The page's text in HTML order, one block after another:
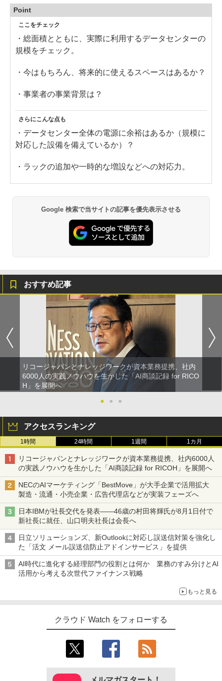
Point
ここをチェック
・総面積とともに、実際に利用するデータセンターの
規模をチェック。
・今はもちろん、将来的に使えるスペースはあるか？
・事業者の事業背景は？
さらにこんな点も
・データセンター全体の電源に余裕はあるか（規模に
対応した設備を備えているか）？
・ラックの追加や一時的な増設などへの対応力。
Google 検索で当サイトの記事を優先表示させる
おすすめ記事
リコージャパンとナレッジワークが資本業務提携、社内
6000人の実践ノウハウを生かした「AI商談記録 for RICO
H」を展開へ
●
● ●
アクセスランキング
1時間 24時間 1週間 1カ月
リコージャパンとナレッジワークが資本業務提携、社内6000人
の実践ノウハウを生かした「AI商談記録 for RICOH」を展開へ
NECのAIマーケティング「BestMove」が大手企業で活用拡大
製造・流通・小売企業・広告代理店などが実装フェーズへ
日本IBMが社長交代を発表――46歳の村田将輝氏が8月1日付で
新社長に就任、山口明夫社長は会長へ
日立ソリューションズ、新Outlookに対応し誤送信対策を強化し
た「活文 メール誤送信防止アドインサービス」を提供
AI時代に進化する経理部門の役割とは何か 業務のすみ分けとAI
活用から考える次世代ファイナンス戦略
もっと見る
クラウド Watch をフォローする